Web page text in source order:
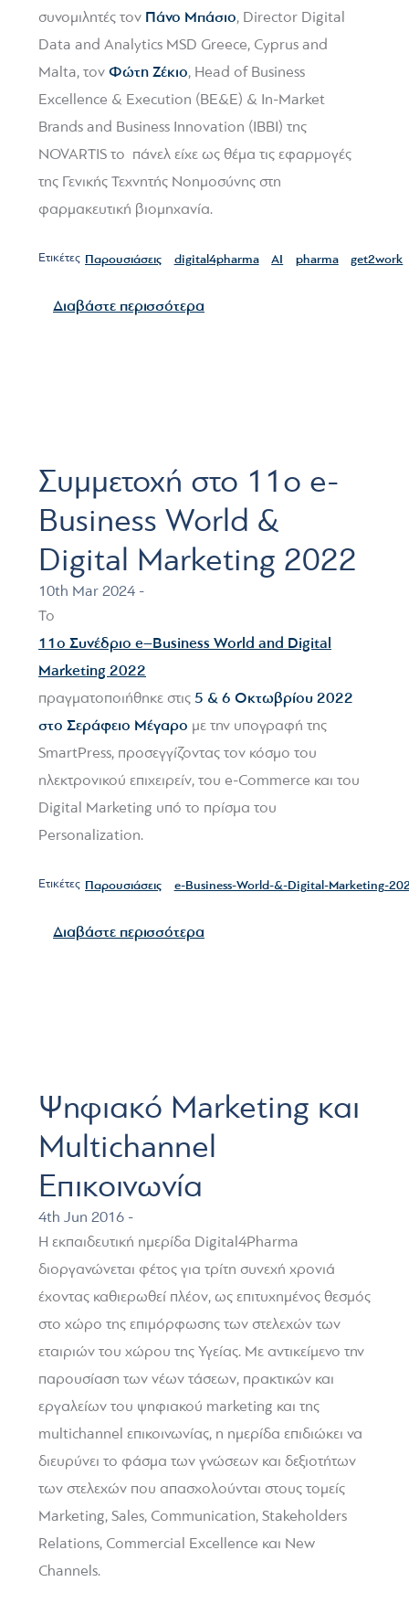
συνομιλητές τον Πάνο Μπάσιο, Director Digital
Data and Analytics MSD Greece, Cyprus and
Malta, τον Φώτη Ζέκιο, Head of Business
Excellence & Execution (BE&E) & In-Market
Brands and Business Innovation (IBBI) της
NOVARTIS το πάνελ είχε ως θέμα τις εφαρμογές
της Γενικής Τεχνητής Νοημοσύνης στη
φαρμακευτική βιομηχανία.
Ετικέτες Παρουσιάσεις digital4pharma AI pharma get2work
Διαβάστε περισσότερα
Συμμετοχή στο 11ο e-
Βusiness World &
Digital Marketing 2022
10th Mar 2024 -
Το
11o Συνέδριο e–Business World and Digital
Marketing 2022
πραγματοποιήθηκε στις 5 & 6 Οκτωβρίου 2022
στο Σεράφειο Μέγαρο με την υπογραφή της
SmartPress, προσεγγίζοντας τον κόσμο του
ηλεκτρονικού επιχειρείν, του e-Commerce και του
Digital Marketing υπό το πρίσμα του
Personalization.
Ετικέτες Παρουσιάσεις e-Βusiness-World-&-Digital-Marketing-
Διαβάστε περισσότερα
Ψηφιακό Marketing και
Multichannel
Επικοινωνία
4th Jun 2016 -
Η εκπαιδευτική ημερίδα Digital4Pharma
διοργανώνεται φέτος για τρίτη συνεχή χρονιά
έχοντας καθιερωθεί πλέον, ως επιτυχημένος θεσμός
στο χώρο της επιμόρφωσης των στελεχών των
εταιριών του χώρου της Υγείας. Με αντικείμενο την
παρουσίαση των νέων τάσεων, πρακτικών και
εργαλείων του ψηφιακού marketing και της
multichannel επικοινωνίας, η ημερίδα επιδιώκει να
διευρύνει το φάσμα των γνώσεων και δεξιοτήτων
των στελεχών που απασχολούνται στους τομείς
Marketing, Sales, Communication, Stakeholders
Relations, Commercial Excellence και New
Channels.